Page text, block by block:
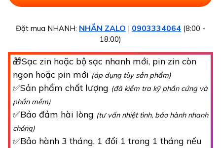
Đặt mua NHANH: NHẮN ZALO | 0903334064 (8:00 -
18:00)
🎁Sạc zin hoặc bộ sạc nhanh mới, pin zin còn
ngon hoặc pin mới (áp dụng tùy sản phẩm)
✅Sản phẩm chất lượng (đã kiểm tra kỹ phần cứng và
phần mềm)
✅Bảo đảm hài lòng (tư vấn nhiệt tình, bảo hành nhanh
chóng)
✅Bảo hành 3 tháng, 1 đổi 1 trong 1 tháng nếu